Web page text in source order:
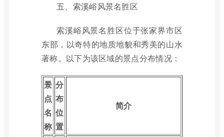
五、索溪峪风景名胜区
索溪峪风景名胜区位于张家界市区
东部，以奇特的地质地貌和秀美的山水
著称。以下为该区域的景点分布情况：
景
点
名
称
分
布
位
置
简介